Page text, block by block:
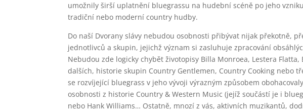
umožnily širší uplatnění bluegrassu na hudební scéně po jeho
tradiční nebo moderní country hudby.
Do naší Dvorany slávy nebudou osobnosti přibývat nijak překotně,
jednotlivců a skupin, jejichž význam si zasluhuje zpracování
Nebudou zde logicky chybět životopisy Billa Monroea, Lestera
dalších, historie skupin Country Gentlemen, Country Cooking nebo
se rozvíjející bluegrass v jeho vývoji výrazným způsobem
osobnosti z historie Country & Western Music (jejíž součástí je i
nebo Hank Williams… Ostatně, mnozí z vás, aktivních muzikantů,